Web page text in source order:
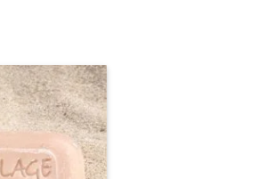
Ajouter
à la
wishlist